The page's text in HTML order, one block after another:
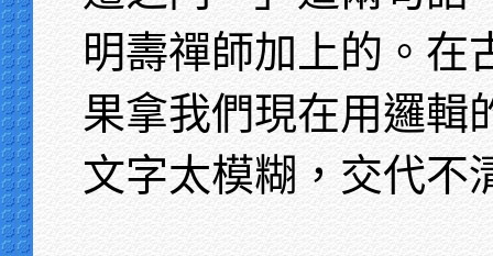
明壽禪師加上的。在
果拿我們現在用邏輯
文字太模糊，交代不